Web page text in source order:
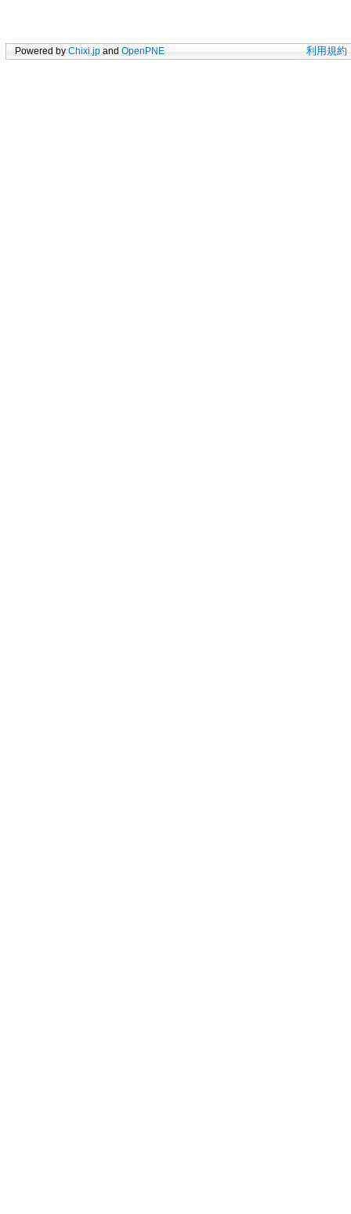
Powered by Chixi.jp and OpenPNE 利用規約